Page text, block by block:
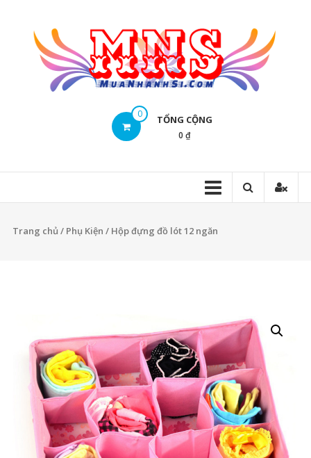
0 TỔNG CỘNG
0 ₫
Trang chủ / Phụ Kiện / Hộp đựng đồ lót 12 ngăn